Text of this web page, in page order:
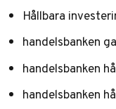
Hållbara
handelsbanken
handelsbanken
handelsbanken